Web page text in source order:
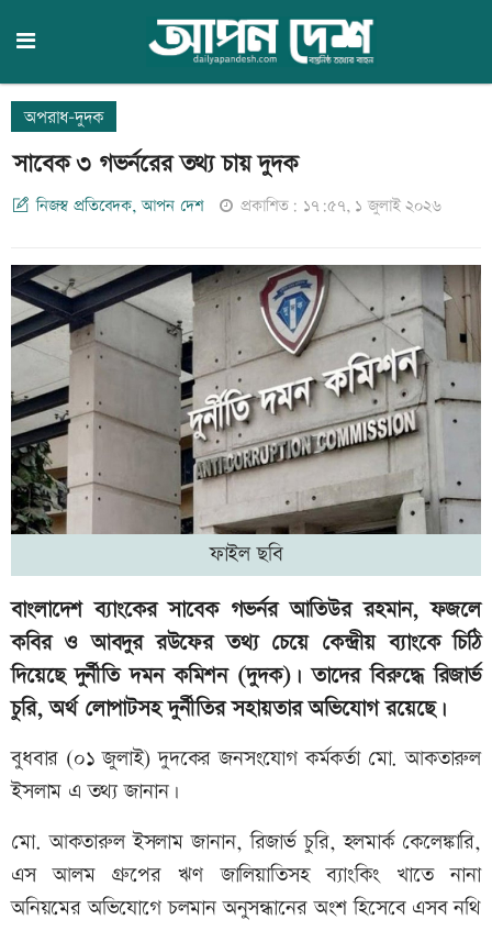
অপরাধ-দুদক
সাবেক ৩ গভর্নরের তথ্য চায় দুদক
নিজস্ব প্রতিবেদক, আপন দেশ প্রকাশিত: ১৭:৫৭, ১ জুলাই ২০২৬
ফাইল ছবি
বাংলাদেশ ব্যাংকের সাবেক গভর্নর আতিউর রহমান, ফজলে
কবির ও আবদুর রউফের তথ্য চেয়ে কেন্দ্রীয় ব্যাংকে চিঠি
দিয়েছে দুর্নীতি দমন কমিশন (দুদক)। তাদের বিরুদ্ধে রিজার্ভ
চুরি, অর্থ লোপাটসহ দুর্নীতির সহায়তার অভিযোগ রয়েছে।
বুধবার (০১ জুলাই) দুদকের জনসংযোগ কর্মকর্তা মো. আকতারুল
ইসলাম এ তথ্য জানান।
মো. আকতারুল ইসলাম জানান, রিজার্ভ চুরি, হলমার্ক কেলেঙ্কারি,
এস আলম গ্রুপের ঋণ জালিয়াতিসহ ব্যাংকিং খাতে নানা
অনিয়মের অভিযোগে চলমান অনুসন্ধানের অংশ হিসেবে এসব নথি